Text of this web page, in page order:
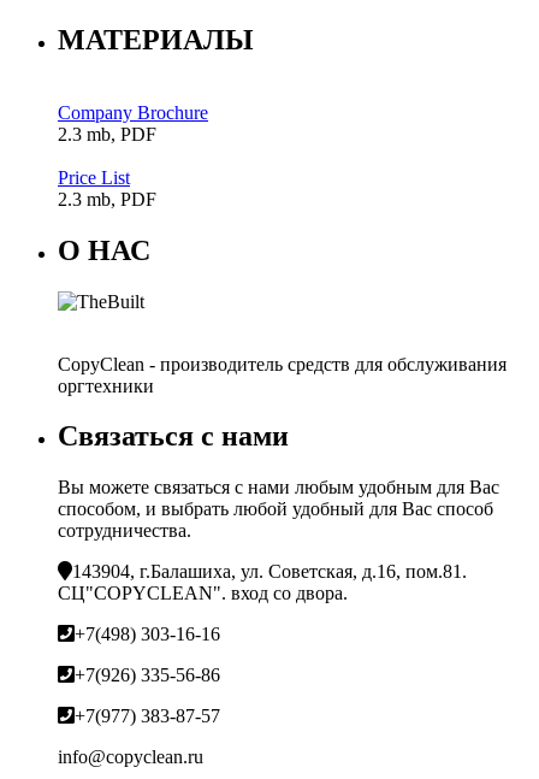
МАТЕРИАЛЫ
Company Brochure
2.3 mb, PDF
Price List
2.3 mb, PDF
О НАС
CopyClean - производитель средств для обслуживания
оргтехники
Связаться с нами
Вы можете связаться с нами любым удобным для Вас
способом, и выбрать любой удобный для Вас способ
сотрудничества.
143904, г.Балашиха, ул. Советская, д.16, пом.81.
СЦ"COPYCLEAN". вход со двора.
+7(498) 303-16-16
+7(926) 335-56-86
+7(977) 383-87-57
info@copyclean.ru